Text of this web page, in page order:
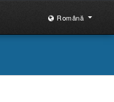
Română